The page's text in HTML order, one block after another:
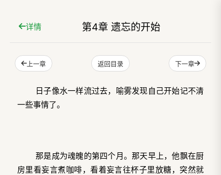
详情 第4章 遗忘的开始
上一章 返回目录 下一章
日子像水一样流过去，喻雾发现自己开始记不清
一些事情了。
那是成为魂魄的第四个月。那天早上，他飘在厨
房里看妄言煮咖啡，看着妄言往杯子里放糖，突然就